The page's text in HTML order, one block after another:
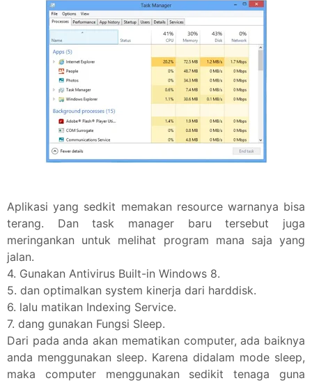
Aplikasi yang sedkit memakan resource warnanya bisa
terang. Dan task manager baru tersebut juga
meringankan untuk melihat program mana saja yang
jalan.
4. Gunakan Antivirus Built-in Windows 8.
5. dan optimalkan system kinerja dari harddisk.
6. lalu matikan Indexing Service.
7. dang gunakan Fungsi Sleep.
Dari pada anda akan mematikan computer, ada baiknya
anda menggunakan sleep. Karena didalam mode sleep,
maka computer menggunakan sedikit tenaga guna